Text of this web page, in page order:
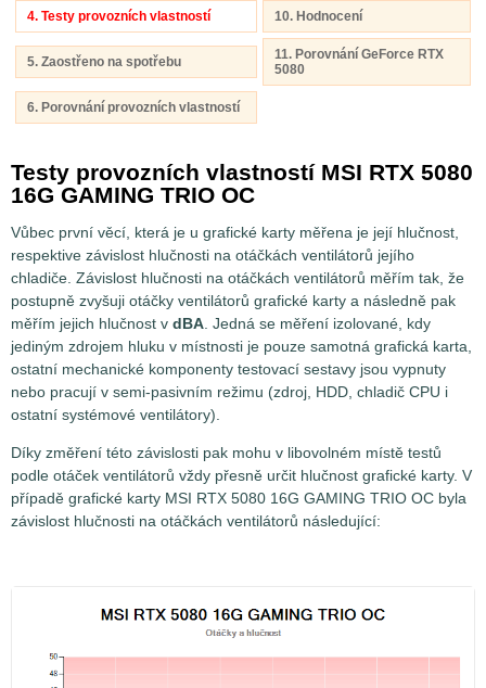
4. Testy provozních vlastností 10. Hodnocení
5. Zaostřeno na spotřebu
11. Porovnání GeForce RTX
5080
6. Porovnání provozních vlastností
Testy provozních vlastností MSI RTX 5080
16G GAMING TRIO OC
Vůbec první věcí, která je u grafické karty měřena je její hlučnost,
respektive závislost hlučnosti na otáčkách ventilátorů jejího
chladiče. Závislost hlučnosti na otáčkách ventilátorů měřím tak, že
postupně zvyšuji otáčky ventilátorů grafické karty a následně pak
měřím jejich hlučnost v dBA. Jedná se měření izolované, kdy
jediným zdrojem hluku v místnosti je pouze samotná grafická karta,
ostatní mechanické komponenty testovací sestavy jsou vypnuty
nebo pracují v semi-pasivním režimu (zdroj, HDD, chladič CPU i
ostatní systémové ventilátory).
Díky změření této závislosti pak mohu v libovolném místě testů
podle otáček ventilátorů vždy přesně určit hlučnost grafické karty. V
případě grafické karty MSI RTX 5080 16G GAMING TRIO OC byla
závislost hlučnosti na otáčkách ventilátorů následující: